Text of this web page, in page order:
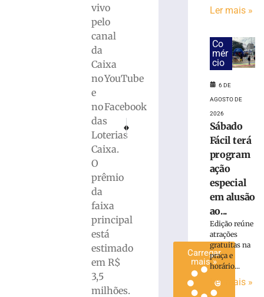
vivo
pelo
canal
da
Caixa
no YouTube
e
no Facebook
das
Loterias
Caixa.
O
prêmio
da
faixa
principal
está
estimado
em R$
3,5
milhões.
Hemorragia não afeta função cerebral do
atendimento
WhatsApp
Carregar
mais »
Ler mais »
Co
mér
cio
6 DE
AGOSTO DE
2026
Sábado
Fácil terá
program
ação
especial
em alusão
ao...
Edição reúne
atrações
gratuitas na
praça e
horário...
Ler mais »